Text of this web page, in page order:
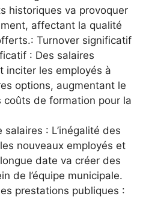
historiques va provoquer
affectant la qualité
Turnover significatif
: Des salaires
inciter les employés à
options, augmentant le
coûts de formation pour la
: L’inégalité des
nouveaux employés et
date va créer des
de l’équipe municipale.
prestations publiques :